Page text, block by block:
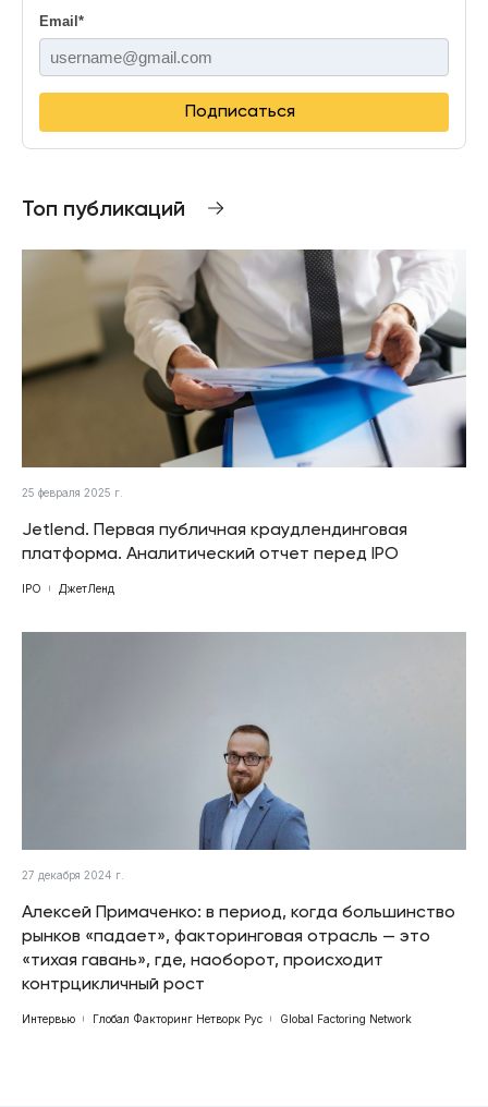
Email *
Подписаться
Топ публикаций
25 февраля 2025 г.
Jetlend. Первая публичная краудлендинговая
платформа. Аналитический отчет перед IPO
IPO ДжетЛенд
27 декабря 2024 г.
Алексей Примаченко: в период, когда большинство
рынков «падает», факторинговая отрасль — это
«тихая гавань», где, наоборот, происходит
контрцикличный рост
Интервью Глобал Факторинг Нетворк Рус Global Factoring Network